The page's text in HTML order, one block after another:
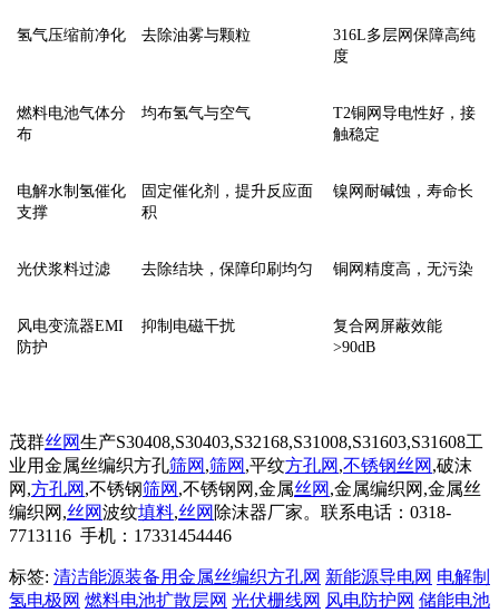
‌氢气压缩前净化‌ 去除油雾与颗粒
316L多层网保障高纯
度
‌燃料电池气体分
布‌
均布氢气与空气
T2铜网导电性好，接
触稳定
‌电解水制氢催化
支撑‌
固定催化剂，提升反应面
积
镍网耐碱蚀，寿命长
‌光伏浆料过滤‌ 去除结块，保障印刷均匀 铜网精度高，无污染
‌风电变流器EMI
防护‌
抑制电磁干扰
复合网屏蔽效能
>90dB
茂群丝网生产S30408,S30403,S32168,S31008,S31603,S31608工
业用金属丝编织方孔筛网 ,筛网 ,平纹方孔网 ,不锈钢丝网 ,破沫
网,方孔网 ,不锈钢筛网 ,不锈钢网,金属丝网 ,金属编织网,金属丝
编织网,丝网波纹填料,丝网 除沫器厂家。联系电话：0318-
7713116 手机：17331454446
标签: 清洁能源装备用金属丝编织方孔网 新能源导电网 电解制
氢电极网 燃料电池扩散层网 光伏栅线网 风电防护网 储能电池